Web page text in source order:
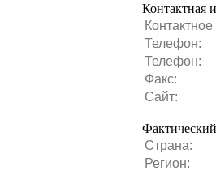
Контактная
Телефон:
Телефон:
Факс:
Сайт:
Страна:
Регион: